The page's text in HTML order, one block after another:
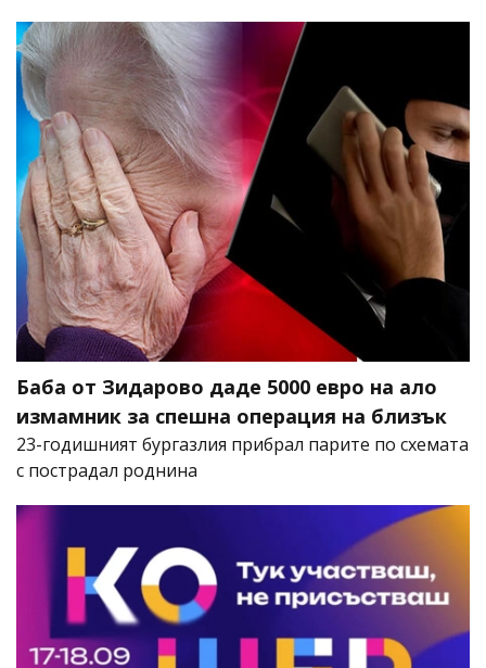
Баба от Зидарово даде 5000 евро на ало
измамник за спешна операция на близък
23-годишният бургазлия прибрал парите по схемата
с пострадал роднина